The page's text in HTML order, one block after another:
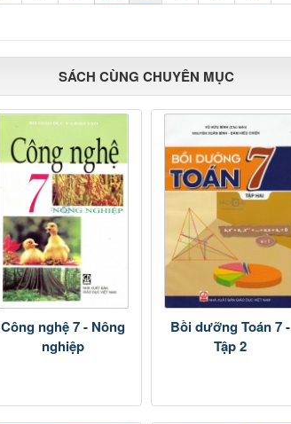
SÁCH CÙNG CHUYÊN MỤC
Công nghệ 7 - Nông
nghiệp
Bồi dưỡng Toán 7 -
Tập 2